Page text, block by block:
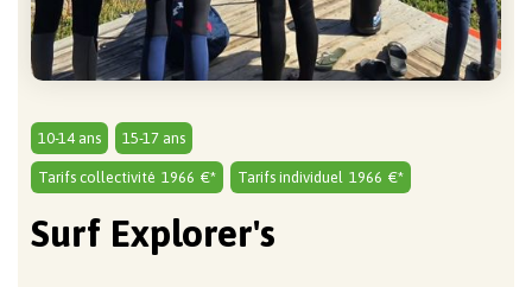
10-14 ans 15-17 ans
Tarifs collectivité 1966 €* Tarifs individuel 1966 €*
Surf Explorer's